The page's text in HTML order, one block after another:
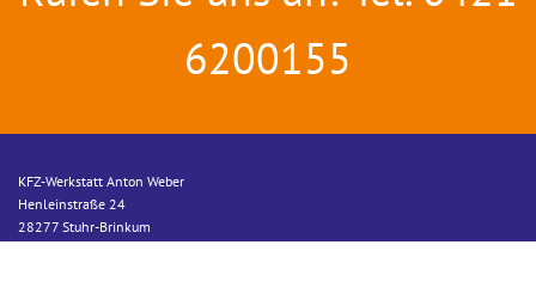
6200155
KFZ-Werkstatt Anton Weber
Henleinstraße 24
28277 Stuhr-Brinkum